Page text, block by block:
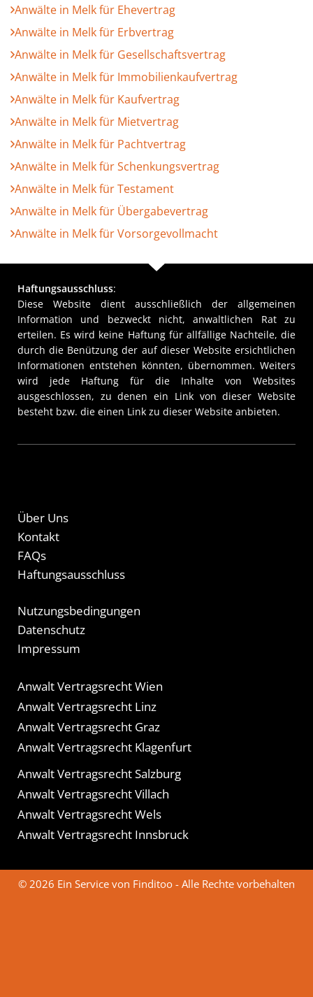
Anwälte in Melk für Ehevertrag
Anwälte in Melk für Erbvertrag
Anwälte in Melk für Gesellschaftsvertrag
Anwälte in Melk für Immobilienkaufvertrag
Anwälte in Melk für Kaufvertrag
Anwälte in Melk für Mietvertrag
Anwälte in Melk für Pachtvertrag
Anwälte in Melk für Schenkungsvertrag
Anwälte in Melk für Testament
Anwälte in Melk für Übergabevertrag
Anwälte in Melk für Vorsorgevollmacht
Haftungsausschluss:
Diese Website dient ausschließlich der allgemeinen
Information und bezweckt nicht, anwaltlichen Rat zu
erteilen. Es wird keine Haftung für allfällige Nachteile, die
durch die Benützung der auf dieser Website ersichtlichen
Informationen entstehen könnten, übernommen. Weiters
wird jede Haftung für die Inhalte von Websites
ausgeschlossen, zu denen ein Link von dieser Website
besteht bzw. die einen Link zu dieser Website anbieten.
Über Uns
Kontakt
FAQs
Haftungsausschluss
Nutzungsbedingungen
Datenschutz
Impressum
Anwalt Vertragsrecht Wien
Anwalt Vertragsrecht Linz
Anwalt Vertragsrecht Graz
Anwalt Vertragsrecht Klagenfurt
Anwalt Vertragsrecht Salzburg
Anwalt Vertragsrecht Villach
Anwalt Vertragsrecht Wels
Anwalt Vertragsrecht Innsbruck
© 2026 Ein Service von Finditoo - Alle Rechte vorbehalten